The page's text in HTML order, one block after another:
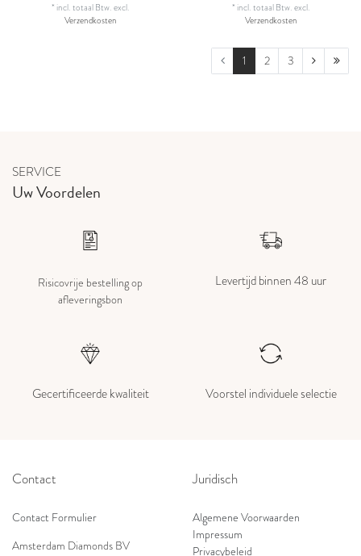
* incl. totaal Btw.excl.
Verzendkosten
* incl. totaal Btw.excl.
Verzendkosten
1 2 3
SERVICE
Uw Voordelen
Risicovrije bestelling op
afleveringsbon
Levertijd binnen 48 uur
Gecertificeerde kwaliteit Voorstel individuele selectie
Contact
Contact Formulier
Amsterdam Diamonds BV
Juridisch
Algemene Voorwaarden
Impressum
Privacybeleid